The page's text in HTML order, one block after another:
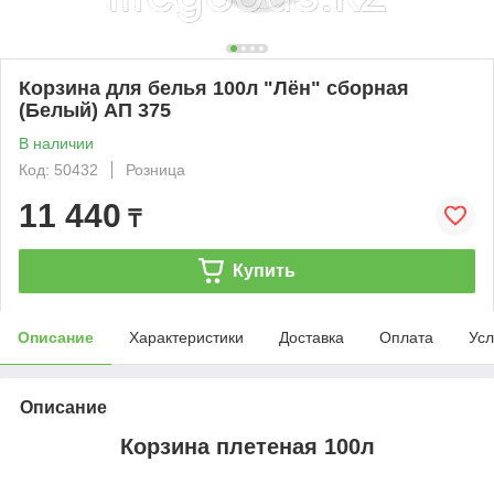
Корзина для белья 100л "Лён" сборная
(Белый) АП 375
В наличии
Код: 50432
Розница
11 440 ₸
Купить
Описание Характеристики Доставка Оплата
Описание
Корзина плетеная 100л